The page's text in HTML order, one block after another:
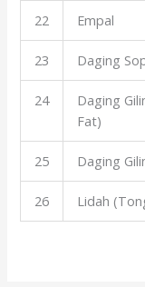
22 Empal
23 Daging
24
Daging
Fat)
25 Daging
26 Lidah